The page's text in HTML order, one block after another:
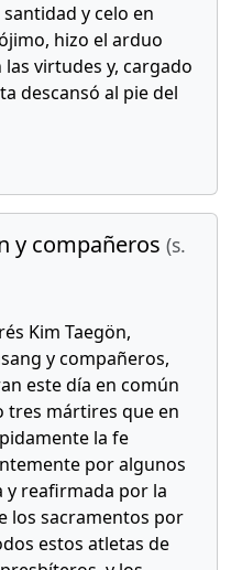
y celo en
hizo el arduo
virtudes y, cargado
descansó al pie del
y compañeros (s.
Kim Taegön,
y compañeros,
este día en común
tres mártires que en
la fe
por algunos
y reafirmada por la
los sacramentos por
estos atletas de